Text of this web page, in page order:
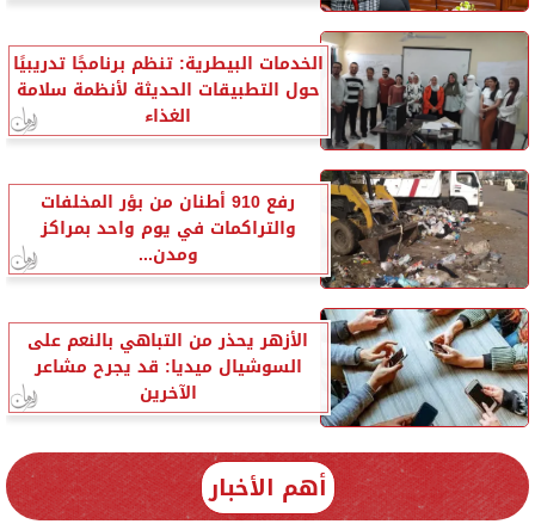
الخدمات البيطرية: تنظم برنامجًا تدريبيًا
حول التطبيقات الحديثة لأنظمة سلامة
الغذاء
رفع 910 أطنان من بؤر المخلفات
والتراكمات في يوم واحد بمراكز
ومدن...
الأزهر يحذر من التباهي بالنعم على
السوشيال ميديا: قد يجرح مشاعر
الآخرين
أهم الأخبار